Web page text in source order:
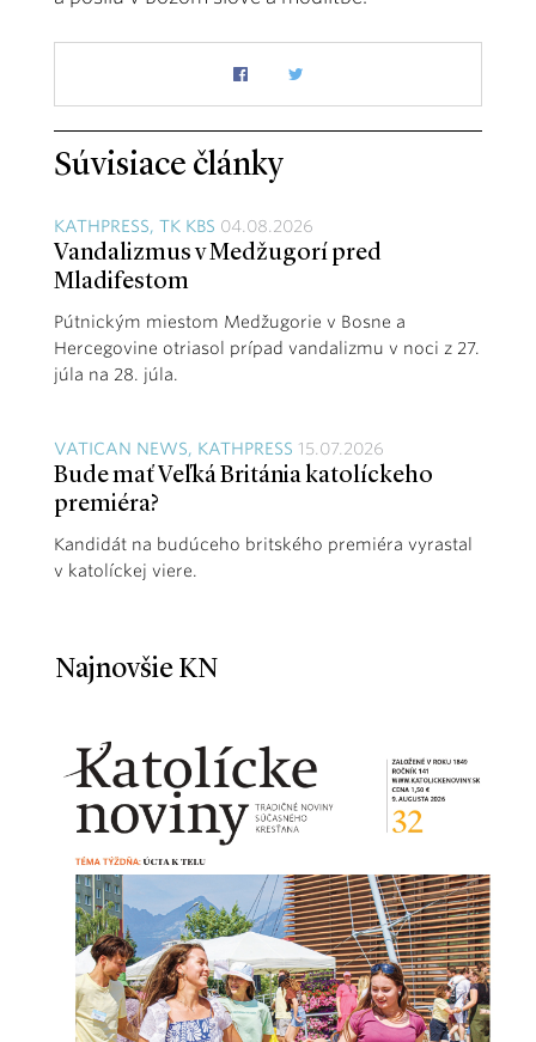
Súvisiace články
KATHPRESS, TK KBS 04.08.2026
Vandalizmus v Medžugorí pred
Mladifestom
Pútnickým miestom Medžugorie v Bosne a
Hercegovine otriasol prípad vandalizmu v noci z 27.
júla na 28. júla.
VATICAN NEWS, KATHPRESS 15.07.2026
Bude mať Veľká Británia katolíckeho
premiéra?
Kandidát na budúceho britského premiéra vyrastal
v katolíckej viere.
Najnovšie KN